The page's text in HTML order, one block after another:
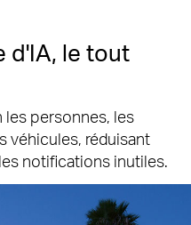
d'IA, le tout
les personnes, les
véhicules, réduisant
notifications inutiles.